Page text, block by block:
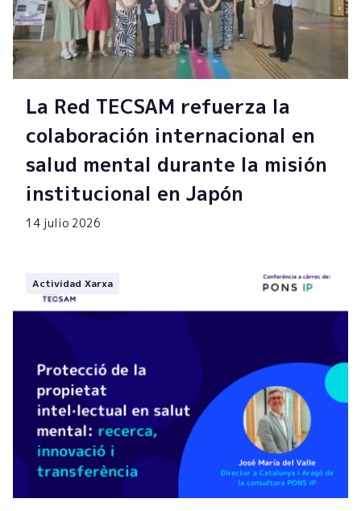
La Red TECSAM refuerza la
colaboración internacional en
salud mental durante la misión
institucional en Japón
14 julio 2026
Actividad Xarxa